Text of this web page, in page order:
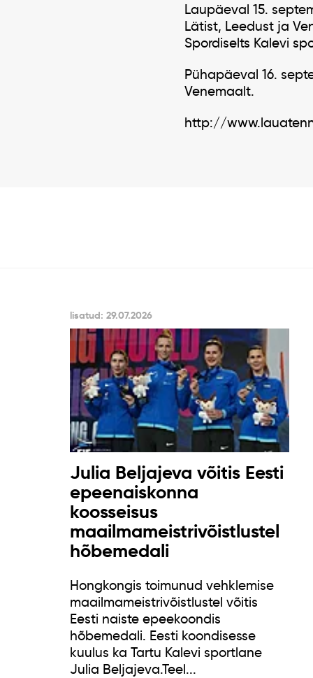
Laupäeval 15.
Lätist, Leedust ja
Spordiselts Kalevi
Pühapäeval 16.
Venemaalt.
http://
lisatud: 29.07.2026
Julia Beljajeva võitis Eesti
epeenaiskonna
koosseisus
maailmameistrivõistlustel
hõbemedali
Hongkongis toimunud vehklemise
maailmameistrivõistlustel võitis
Eesti naiste epeekoondis
hõbemedali. Eesti koondisesse
kuulus ka Tartu Kalevi sportlane
Julia Beljajeva.Teel...